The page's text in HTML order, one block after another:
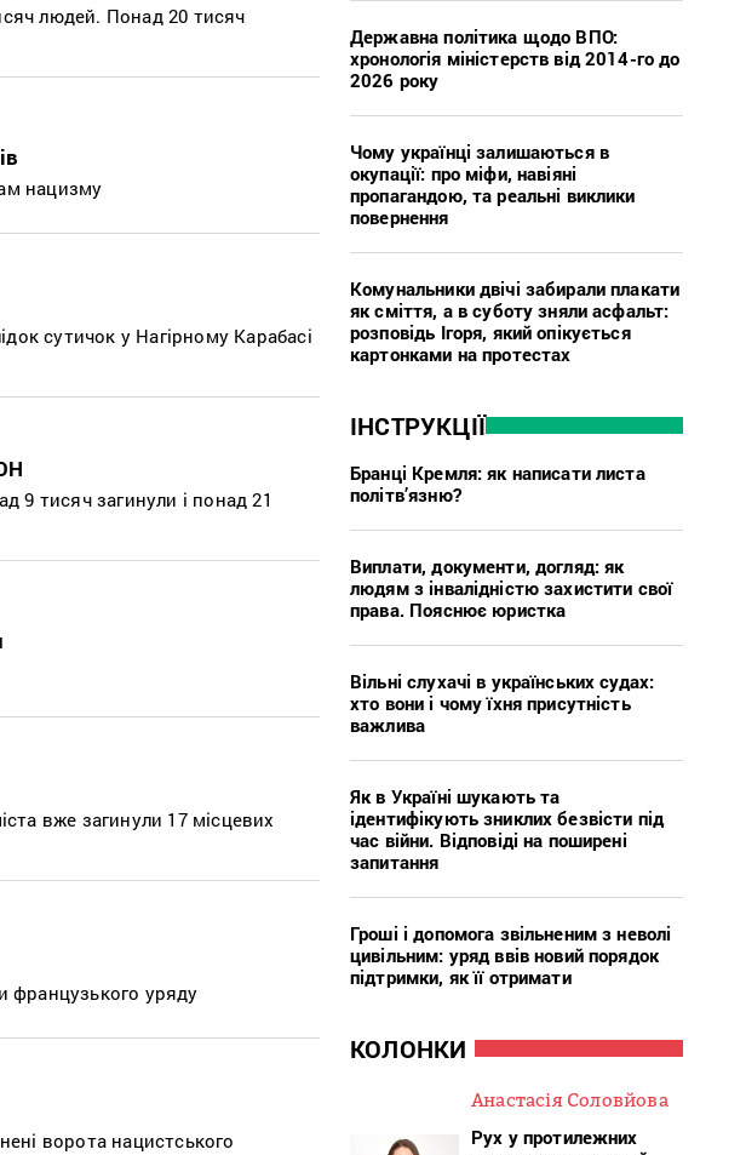
людей. Понад 20 тисяч
нацизму
сутичок у Нагірному Карабасі
9 тисяч загинули і понад 21
вже загинули 17 місцевих
французького уряду
ворота нацистського
Державна політика щодо ВПО:
хронологія міністерств від 2014-го до
2026 року
Чому українці залишаються в
окупації: про міфи, навіяні
пропагандою, та реальні виклики
повернення
Комунальники двічі забирали плакати
як сміття, а в суботу зняли асфальт:
розповідь Ігоря, який опікується
картонками на протестах
ІНСТРУКЦІЇ
Бранці Кремля: як написати листа
політв’язню?
Виплати, документи, догляд: як
людям з інвалідністю захистити свої
права. Пояснює юристка
Вільні слухачі в українських судах:
хто вони і чому їхня присутність
важлива
Як в Україні шукають та
ідентифікують зниклих безвісти під
час війни. Відповіді на поширені
запитання
Гроші і допомога звільненим з неволі
цивільним: уряд ввів новий порядок
підтримки, як її отримати
КОЛОНКИ
Анастасія Соловйова
Рух у протилежних